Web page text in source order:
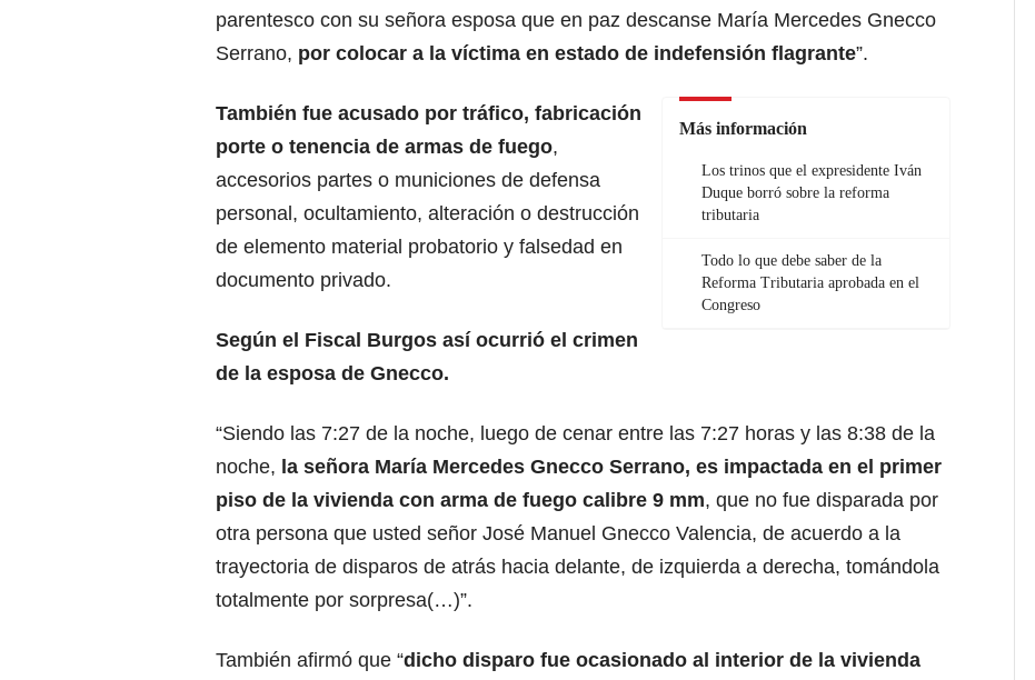
parentesco con su señora esposa que en paz descanse María Mercedes Gnecco
Serrano, por colocar a la víctima en estado de indefensión flagrante”.
Más información
Los trinos que el expresidente Iván
Duque borró sobre la reforma
tributaria
Todo lo que debe saber de la
Reforma Tributaria aprobada en el
Congreso
También fue acusado por tráfico, fabricación
porte o tenencia de armas de fuego,
accesorios partes o municiones de defensa
personal, ocultamiento, alteración o destrucción
de elemento material probatorio y falsedad en
documento privado.
Según el Fiscal Burgos así ocurrió el crimen
de la esposa de Gnecco.
“Siendo las 7:27 de la noche, luego de cenar entre las 7:27 horas y las 8:38 de la
noche, la señora María Mercedes Gnecco Serrano, es impactada en el primer
piso de la vivienda con arma de fuego calibre 9 mm, que no fue disparada por
otra persona que usted señor José Manuel Gnecco Valencia, de acuerdo a la
trayectoria de disparos de atrás hacia delante, de izquierda a derecha, tomándola
totalmente por sorpresa(…)”.
También afirmó que “dicho disparo fue ocasionado al interior de la vivienda